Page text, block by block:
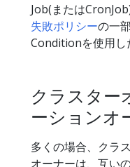
Job(または
失敗ポリシーの一
Conditionを使用し
クラスター
ーションオ
多くの場合、クラ
オーナーは、互い